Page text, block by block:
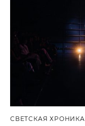
СВЕТСКАЯ ХРОНИКА